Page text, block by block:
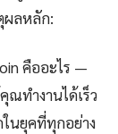
ผลหลัก:
คืออะไร —
ทำงานได้เร็ว
นยุคที่ทุกอย่าง